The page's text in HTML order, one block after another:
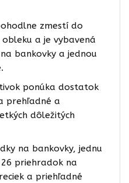
zmestí do
a je vybavená
bankovky a jednou
ponúka dostatok
prehľadné a
dôležitých
na bankovky, jednu
priehradok na
a priehľadné